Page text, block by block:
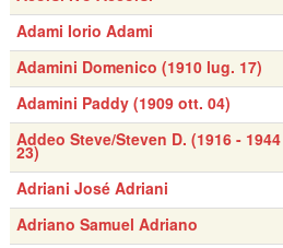
Adami Iorio Adami
Adamini Domenico (1910 lug. 17)
Adamini Paddy (1909 ott. 04)
Addeo Steve/Steven D. (1916 -
23)
Adriani José Adriani
Adriano Samuel Adriano